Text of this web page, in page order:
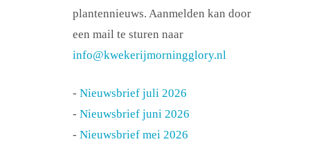
plantennieuws. Aanmelden kan door
een mail te sturen naar
info@kwekerijmorningglory.nl
-Nieuwsbrief juli 2026
-Nieuwsbrief juni 2026
-Nieuwsbrief mei 2026